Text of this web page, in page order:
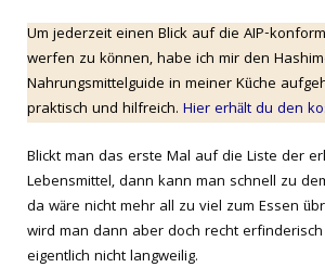
Um jederzeit einen Blick auf die AIP-
werfen zu können, habe ich mir den
Nahrungsmittelguide in meiner Küche
praktisch und hilfreich. Hier erhält du den
Blickt man das erste Mal auf die Liste der
Lebensmittel, dann kann man schnell zu
da wäre nicht mehr all zu viel zum Essen
wird man dann aber doch recht
eigentlich nicht langweilig.